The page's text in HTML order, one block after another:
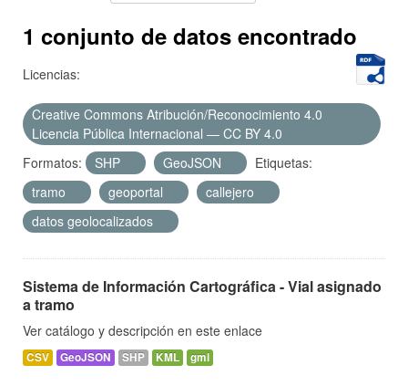
Acerca de
1 conjunto de datos encontrado
Licencias:
Creative Commons Atribución/Reconocimiento 4.0
Licencia Pública Internacional — CC BY 4.0
Formatos:
SHP GeoJSON
Etiquetas:
tramo
geoportal
callejero
datos geolocalizados
Sistema de Información Cartográfica - Vial asignado
a tramo
Ver catálogo y descripción en este enlace
CSV GeoJSON SHP KML gml